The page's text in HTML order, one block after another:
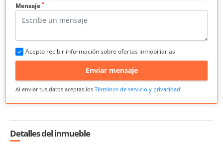
Mensaje *
Acepto recibir información sobre ofertas inmobiliarias
Enviar mensaje
Al enviar tus datos aceptas los Términos de servicio y privacidad
Detalles del inmueble